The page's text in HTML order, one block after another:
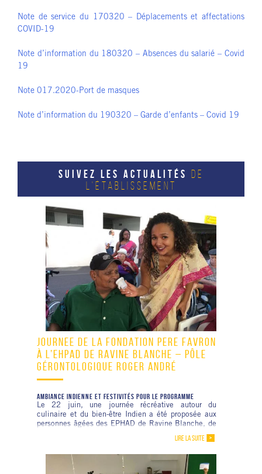
Note de service du 170320 – Déplacements et affectations
COVID-19
Note d’information du 180320 – Absences du salarié – Covid
19
Note 017.2020-Port de masques
Note d’information du 190320 – Garde d’enfants – Covid 19
SUIVEZ LES ACTUALITÉS DE
L'ÉTABLISSEMENT
JOURNÉE DE LA FONDATION PÈRE FAVRON
À L’EHPAD DE RAVINE BLANCHE – PÔLE
GÉRONTOLOGIQUE ROGER ANDRÉ
AMBIANCE INDIENNE ET FESTIVITÉS POUR LE PROGRAMME
Le 22 juin, une journée récréative autour du
culinaire et du bien-être Indien a été proposée aux
personnes âgées des EPHAD de Ravine Blanche, de
Bras Long et de Bois d’Olive, ainsi qu’à d’autres
du henné, de l’écriture indienne, de la réalisation de
mandalas, animés par l’association Nataraj Events
LIRE LA SUITE